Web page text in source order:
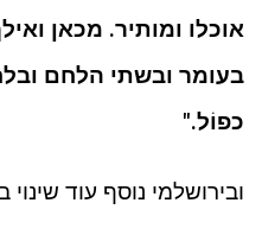
אוכלו ומותיר. מכאן
בעומר ובשתי הלחם
כפוֹל."
ובירושלמי נוסף עוד שינוי